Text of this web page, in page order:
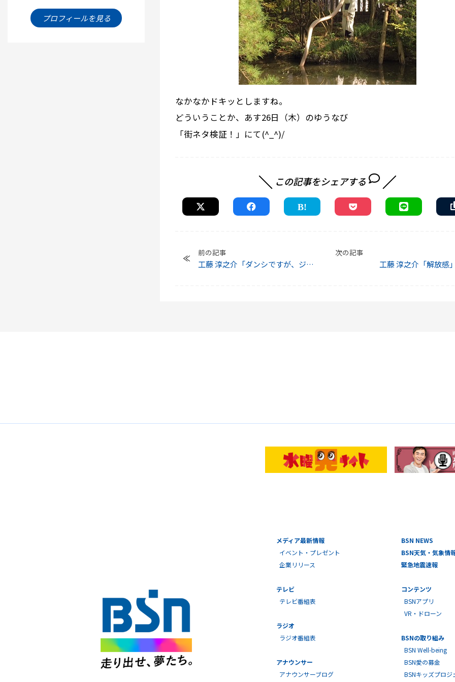
プロフィールを見る
なかなかドキッとしますね。
どういうことか、あす26日（木）のゆうなび
「街ネタ検証！」にて(^_^)/
この記事をシェアする
前の記事
工藤 淳之介「ダンシですが、ジョ
次の記事
工藤 淳之介「解放感
メディア最新情報
イベント・プレゼント
企業リリース
テレビ
テレビ番組表
ラジオ
ラジオ番組表
アナウンサー
アナウンサーブログ
BSN NEWS
BSN天気・気象情
緊急地震速報
コンテンツ
BSNアプリ
VR・ドローン
BSNの取り組み
BSN Well-being
BSN愛の募金
BSNキッズプロジ